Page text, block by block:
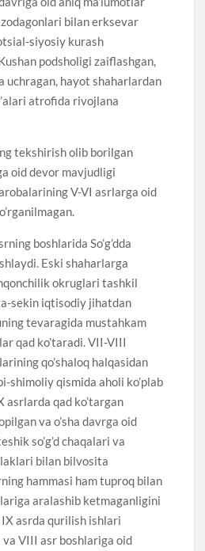
bilan erksevar
siyosiy kurash
podsholigi zaiflashgan,
uchragan, hayot shaharlardan
atrofida rivojlana
tekshirish olib borilgan
oid devor mavjudligi
V-VI asrlarga oid
boshlarida So’g’dda
Eski shaharlarga
okruglari tashkil
sekin iqtisodiy jihatdan
tevaragida mustahkam
qad ko’taradi. VII-VIII
qo’shaloq halqasidan
shimoliy qismida aholi ko’plab
asrlarda qad ko’targan
va o’sha davrga oid
so’g’d chaqalari va
bilan bilvosita
hammasi ham tuproq bilan
aralashib ketmaganligini
asrda qurilish ishlari
VIII asr boshlariga oid